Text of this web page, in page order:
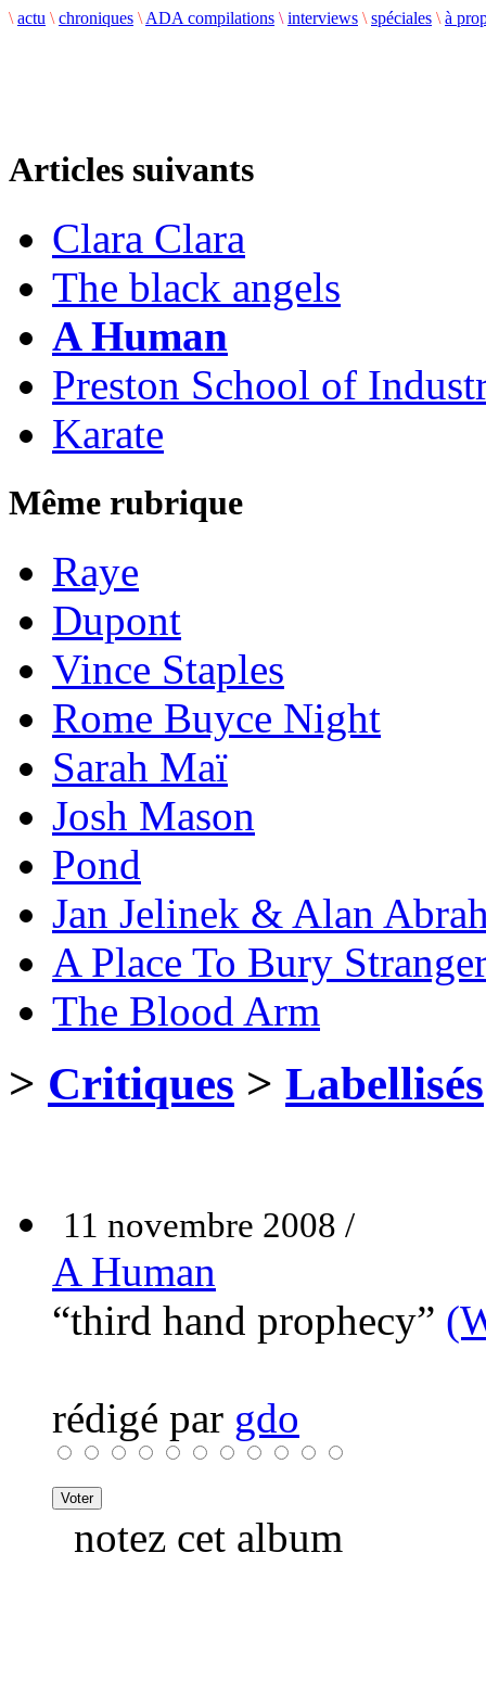
\ actu \ chroniques \ ADA compilations \ interviews \ spéciales \ à
Articles suivants
Clara Clara
The black angels
A Human
Preston School of
Karate
Même rubrique
Raye
Dupont
Vince Staples
Rome Buyce Night
Sarah Maï
Josh Mason
Pond
Jan Jelinek & Alan
A Place To Bury
The Blood Arm
> Critiques > Labellisés
11 novembre 2008 /
A Human
“third hand prophecy”
rédigé par gdo
notez cet album